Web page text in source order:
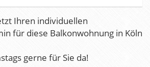
Ihren individuellen
für diese Balkonwohnung in Köln
gerne für Sie da!